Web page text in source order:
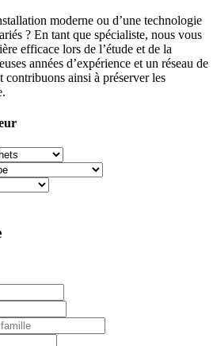
moderne ou d’une technologie
? En tant que spécialiste, nous vous
efficace lors de l’étude et de la
années d’expérience et un réseau de
contribuons ainsi à préserver les